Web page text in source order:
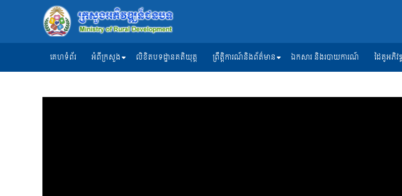
គេហទំព័រ អំពីក្រសួង លិខិតបទដ្ឋានគតិយុត្ត ព្រឹត្តិការណ៍និងព័ត៌មាន ឯកសារ និងរបាយការណ៍ ដៃគូអភិវ